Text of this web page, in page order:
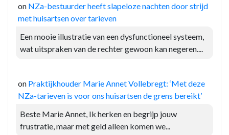
on NZa-bestuurder heeft slapeloze nachten door strijd
met huisartsen over tarieven
Een mooie illustratie van een dysfunctioneel systeem,
wat uitspraken van de rechter gewoon kan negeren....
on Praktijkhouder Marie Annet Vollebregt: ‘Met deze
NZa-tarieven is voor ons huisartsen de grens bereikt’
Beste Marie Annet, Ik herken en begrijp jouw
frustratie, maar met geld alleen komen we...